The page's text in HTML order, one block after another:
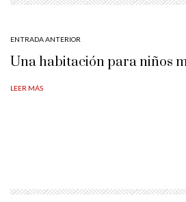
ENTRADA ANTERIOR
Una habitación para niños
LEER MÁS